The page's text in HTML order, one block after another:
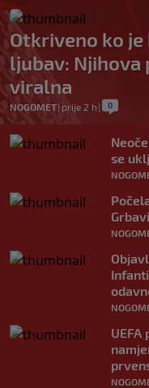
Otkriveno ko je
ljubav: Njihova
viralna
NOGOMET| prije 2 h | 0
se